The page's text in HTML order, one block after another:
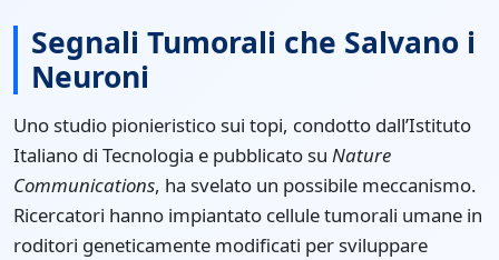
Segnali Tumorali che Salvano i
Neuroni
Uno studio pionieristico sui topi, condotto dall’Istituto
Italiano di Tecnologia e pubblicato su Nature
Communications, ha svelato un possibile meccanismo.
Ricercatori hanno impiantato cellule tumorali umane in
roditori geneticamente modificati per sviluppare